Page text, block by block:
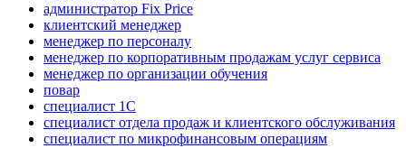
администратор Fix Price
клиентский менеджер
менеджер по персоналу
менеджер по корпоративным продажам услуг сервиса
менеджер по организации обучения
повар
специалист 1С
специалист отдела продаж и клиентского обслуживания
специалист по микрофинансовым операциям